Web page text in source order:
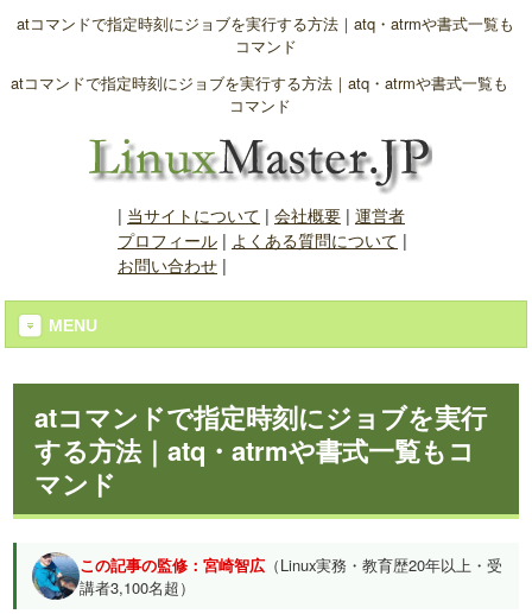
atコマンドで指定時刻にジョブを実行する方法｜atq・atrmや書式一覧も
コマンド
atコマンドで指定時刻にジョブを実行する方法｜atq・atrmや書式一覧も
コマンド
| 当サイトについて | 会社概要| 運営者
プロフィール| よくある質問について |
お問い合わせ|
MENU
atコマンドで指定時刻にジョブを実行
する方法｜atq・atrmや書式一覧もコ
マンド
この記事の監修：宮崎智広 （Linux実務・教育歴20年以上・受
講者3,100名超）